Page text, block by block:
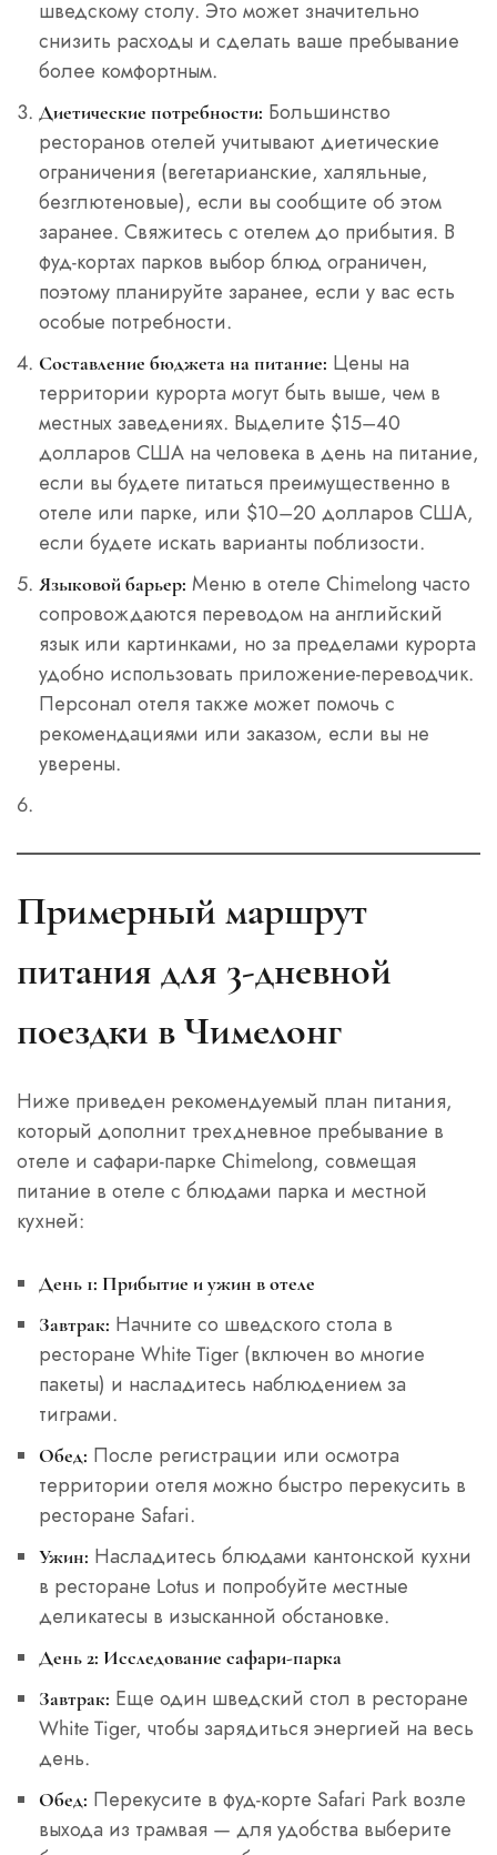
шведскому столу. Это может значительно
снизить расходы и сделать ваше пребывание
более комфортным.
Диетические потребности: Большинство
ресторанов отелей учитывают диетические
ограничения (вегетарианские, халяльные,
безглютеновые), если вы сообщите об этом
заранее. Свяжитесь с отелем до прибытия. В
фуд-кортах парков выбор блюд ограничен,
поэтому планируйте заранее, если у вас есть
особые потребности.
Составление бюджета на питание: Цены на
территории курорта могут быть выше, чем в
местных заведениях. Выделите $15–40
долларов США на человека в день на питание,
если вы будете питаться преимущественно в
отеле или парке, или $10–20 долларов США,
если будете искать варианты поблизости.
Языковой барьер: Меню в отеле Chimelong часто
сопровождаются переводом на английский
язык или картинками, но за пределами курорта
удобно использовать приложение-переводчик.
Персонал отеля также может помочь с
рекомендациями или заказом, если вы не
уверены.
Примерный маршрут
питания для 3-дневной
поездки в Чимелонг
Ниже приведен рекомендуемый план питания,
который дополнит трехдневное пребывание в
отеле и сафари-парке Chimelong, совмещая
питание в отеле с блюдами парка и местной
кухней:
День 1: Прибытие и ужин в отеле
Завтрак: Начните со шведского стола в
ресторане White Tiger (включен во многие
пакеты) и насладитесь наблюдением за
тиграми.
Обед: После регистрации или осмотра
территории отеля можно быстро перекусить в
ресторане Safari.
Ужин: Насладитесь блюдами кантонской кухни
в ресторане Lotus и попробуйте местные
деликатесы в изысканной обстановке.
День 2: Исследование сафари-парка
Завтрак: Еще один шведский стол в ресторане
White Tiger, чтобы зарядиться энергией на весь
день.
Обед: Перекусите в фуд-корте Safari Park возле
выхода из трамвая — для удобства выберите